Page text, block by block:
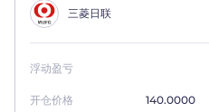
三菱日联
浮动盈亏
开仓价格 140.0000